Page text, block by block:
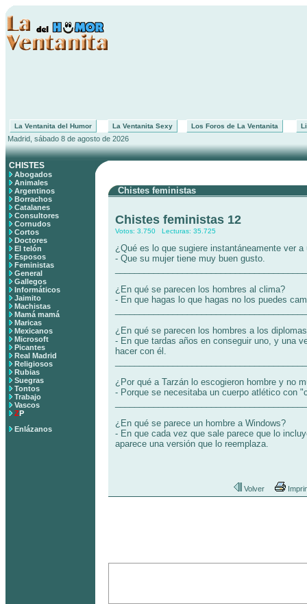
La Ventanita del Humor La Ventanita Sexy Los Foros de La Ventanita
Madrid, sábado 8 de agosto de 2026
CHISTES
Abogados
Animales
Argentinos
Borrachos
Catalanes
Consultores
Cornudos
Cortos
Doctores
El telón
Esposos
Feministas
General
Gallegos
Informáticos
Jaimito
Machistas
Mamá mamá
Maricas
Mexicanos
Microsoft
Picantes
Real Madrid
Religiosos
Rubias
Suegras
Tontos
Trabajo
Vascos
ZP
Enlázanos
Chistes feministas
Chistes feministas 12
Votos: 3.750 Lecturas: 35.725
¿Qué es lo que sugiere instantáneamente ver
- Que su mujer tiene muy buen gusto.
¿En qué se parecen los hombres al clima?
- En que hagas lo que hagas no los puedes
¿En qué se parecen los hombres a los
- En que tardas años en conseguir uno, y una
hacer con él.
¿Por qué a Tarzán lo escogieron hombre y no
- Porque se necesitaba un cuerpo atlético con
¿En qué se parece un hombre a Windows?
- En que cada vez que sale parece que lo
aparece una versión que lo reemplaza.
Volver